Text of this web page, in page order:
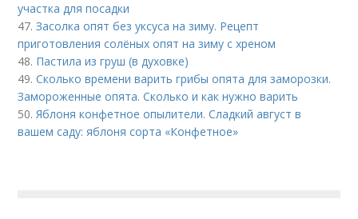
участка для посадки
47.Засолка опят без уксуса на зиму. Рецепт
приготовления солёных опят на зиму с хреном
48. Пастила из груш (в духовке)
49.Сколько времени варить грибы опята для заморозки.
Замороженные опята. Сколько и как нужно варить
50.Яблоня конфетное опылители. Сладкий август в
вашем саду: яблоня сорта «Конфетное»